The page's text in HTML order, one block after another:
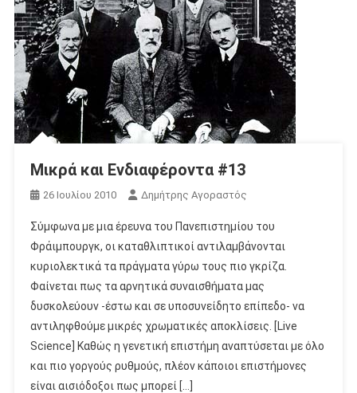
Μικρά και Ενδιαφέροντα #13
26 Ιουλίου 2010 Δημήτρης Αγοραστός
Σύμφωνα με μια έρευνα του Πανεπιστημίου του
Φράιμπουργκ, οι καταθλιπτικοί αντιλαμβάνονται
κυριολεκτικά τα πράγματα γύρω τους πιο γκρίζα.
Φαίνεται πως τα αρνητικά συναισθήματα μας
δυσκολεύουν -έστω και σε υποσυνείδητο επίπεδο- να
αντιληφθούμε μικρές χρωματικές αποκλίσεις. [Live
Science] Καθώς η γενετική επιστήμη αναπτύσεται με όλο
και πιο γοργούς ρυθμούς, πλέον κάποιοι επιστήμονες
είναι αισιόδοξοι πως μπορεί […]